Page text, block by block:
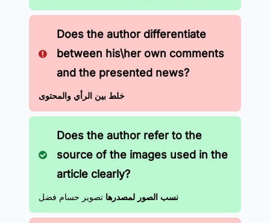
Does the author differentiate
between his\her own comments
and the presented news?
خلط بين الرأي والمحتوى
Does the author refer to the
source of the images used in the
article clearly?
نسب الصور لمصدرها تصوير حسام فضل